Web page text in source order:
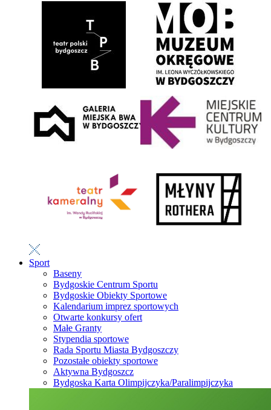
Sport
Baseny
Bydgoskie Centrum Sportu
Bydgoskie Obiekty Sportowe
Kalendarium imprez sportowych
Otwarte konkursy ofert
Małe Granty
Stypendia sportowe
Rada Sportu Miasta Bydgoszczy
Pozostałe obiekty sportowe
Aktywna Bydgoszcz
Bydgoska Karta Olimpijczyka/Paralimpijczyka